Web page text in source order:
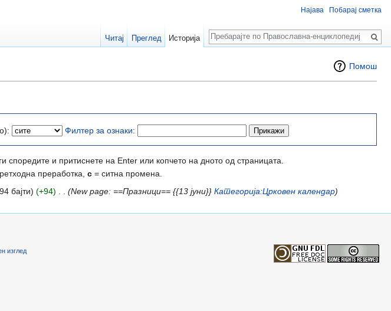
Помош
Филтер за ознаки:
споредите и притиснете на Enter или копчето на дното од страницата.
преработка, с = ситна промена.
бајти) (+94) (New page: ==Празници== {{13 јуни}} Категорија:Црковен календар)
Најава Побарај сметка
Читај Преглед Историја
Пребарај
изглед